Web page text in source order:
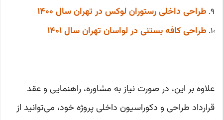
طراحی داخلی رستوران لوکس در تهران سال 1400
طراحی کافه بستنی در لواسان تهران سال 1401
علاوه بر این، در صورت نیاز به مشاوره، راهنمایی و عقد
قرارداد طراحی و دکوراسیون داخلی پروژه خود، می‌توانید از